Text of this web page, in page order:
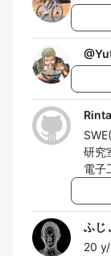
@
研究
電子
ふじ
20